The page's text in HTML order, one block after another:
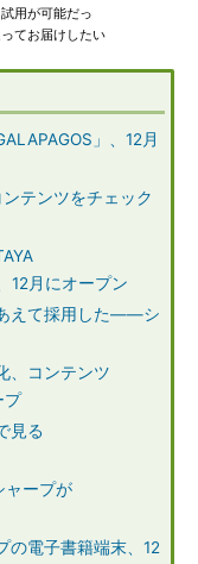
用が可能だっ
てお届けしたい
」、12月
テンツをチェック
12月にオープン
えて採用した――シ
、コンテンツ
プ
見る
ープが
電子書籍端末、12